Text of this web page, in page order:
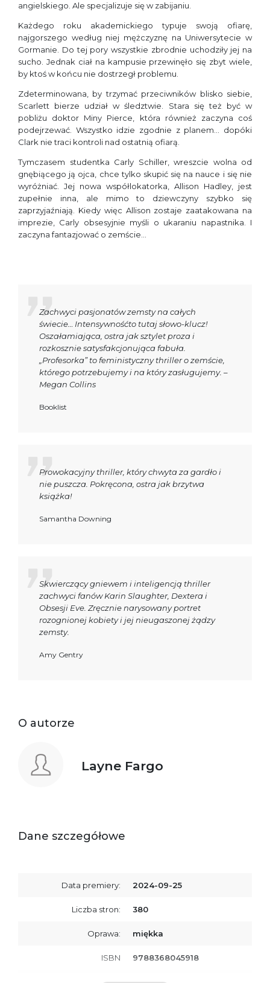
angielskiego. Ale specjalizuje się w zabijaniu.
Każdego roku akademickiego typuje swoją ofiarę,
najgorszego według niej mężczyznę na Uniwersytecie w
Gormanie. Do tej pory wszystkie zbrodnie uchodziły jej na
sucho. Jednak ciał na kampusie przewinęło się zbyt wiele,
by ktoś w końcu nie dostrzegł problemu.
Zdeterminowana, by trzymać przeciwników blisko siebie,
Scarlett bierze udział w śledztwie. Stara się też być w
pobliżu doktor Miny Pierce, która również zaczyna coś
podejrzewać. Wszystko idzie zgodnie z planem… dopóki
Clark nie traci kontroli nad ostatnią ofiarą.
Tymczasem studentka Carly Schiller, wreszcie wolna od
gnębiącego ją ojca, chce tylko skupić się na nauce i się nie
wyróżniać. Jej nowa współlokatorka, Allison Hadley, jest
zupełnie inna, ale mimo to dziewczyny szybko się
zaprzyjaźniają. Kiedy więc Allison zostaje zaatakowana na
imprezie, Carly obsesyjnie myśli o ukaraniu napastnika. I
zaczyna fantazjować o zemście…
Zachwyci pasjonatów zemsty na całych
świecie… Intensywnośćto tutaj słowo-klucz!
Oszałamiająca, ostra jak sztylet proza i
rozkosznie satysfakcjonująca fabuła.
„Profesorka” to feministyczny thriller o zemście,
którego potrzebujemy i na który zasługujemy. –
Megan Collins
Booklist
Prowokacyjny thriller, który chwyta za gardło i
nie puszcza. Pokręcona, ostra jak brzytwa
książka!
Samantha Downing
Skwierczący gniewem i inteligencją thriller
zachwyci fanów Karin Slaughter, Dextera i
Obsesji Eve. Zręcznie narysowany portret
rozognionej kobiety i jej nieugaszonej żądzy
zemsty.
Amy Gentry
O autorze
Layne Fargo
Dane szczegółowe
Data premiery: 2024-09-25
Liczba stron: 380
Oprawa: miękka
ISBN 9788368045918